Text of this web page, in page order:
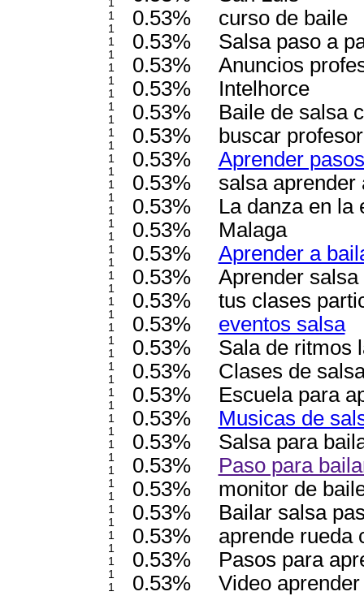
1
1
1
1
1
1
1
1
1
1
1
1
1
1
1
1
1
1
1
1
1
1
1
1
1
1
1
1
1
1
1
1
1
1
1
1
1
1
1
1
1
1
1
1
1
0.53%
0.53%
0.53%
0.53%
0.53%
0.53%
0.53%
0.53%
0.53%
0.53%
0.53%
0.53%
0.53%
0.53%
0.53%
0.53%
0.53%
0.53%
0.53%
0.53%
0.53%
0.53%
0.53%
0.53%
0.53%
curso de baile
Salsa paso a
Anuncios
Intelhorce
Baile de salsa
buscar
Aprender
salsa aprender
La danza en la
Malaga
Aprender a
Aprender
tus clases
eventos salsa
Sala de ritmos
Clases de
Escuela para
Musicas de
Salsa para
Paso para
monitor de
Bailar salsa
aprende rueda
Pasos para
Video